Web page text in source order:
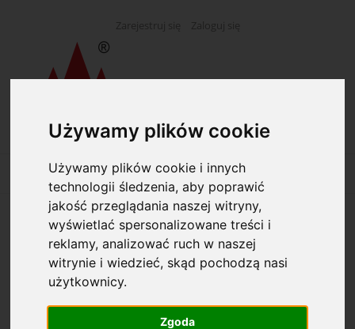
Używamy plików cookie
Używamy plików cookie i innych
technologii śledzenia, aby poprawić
jakość przeglądania naszej witryny,
wyświetlać spersonalizowane treści i
reklamy, analizować ruch w naszej
witrynie i wiedzieć, skąd pochodzą nasi
użytkownicy.
Zgoda
Opcje przeglądania
Kategorie: Druki różne
Dostępność: (wybierz)